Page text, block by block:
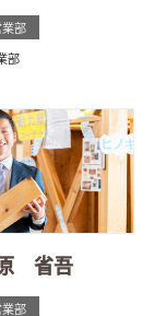
業部
部
省吾
業部